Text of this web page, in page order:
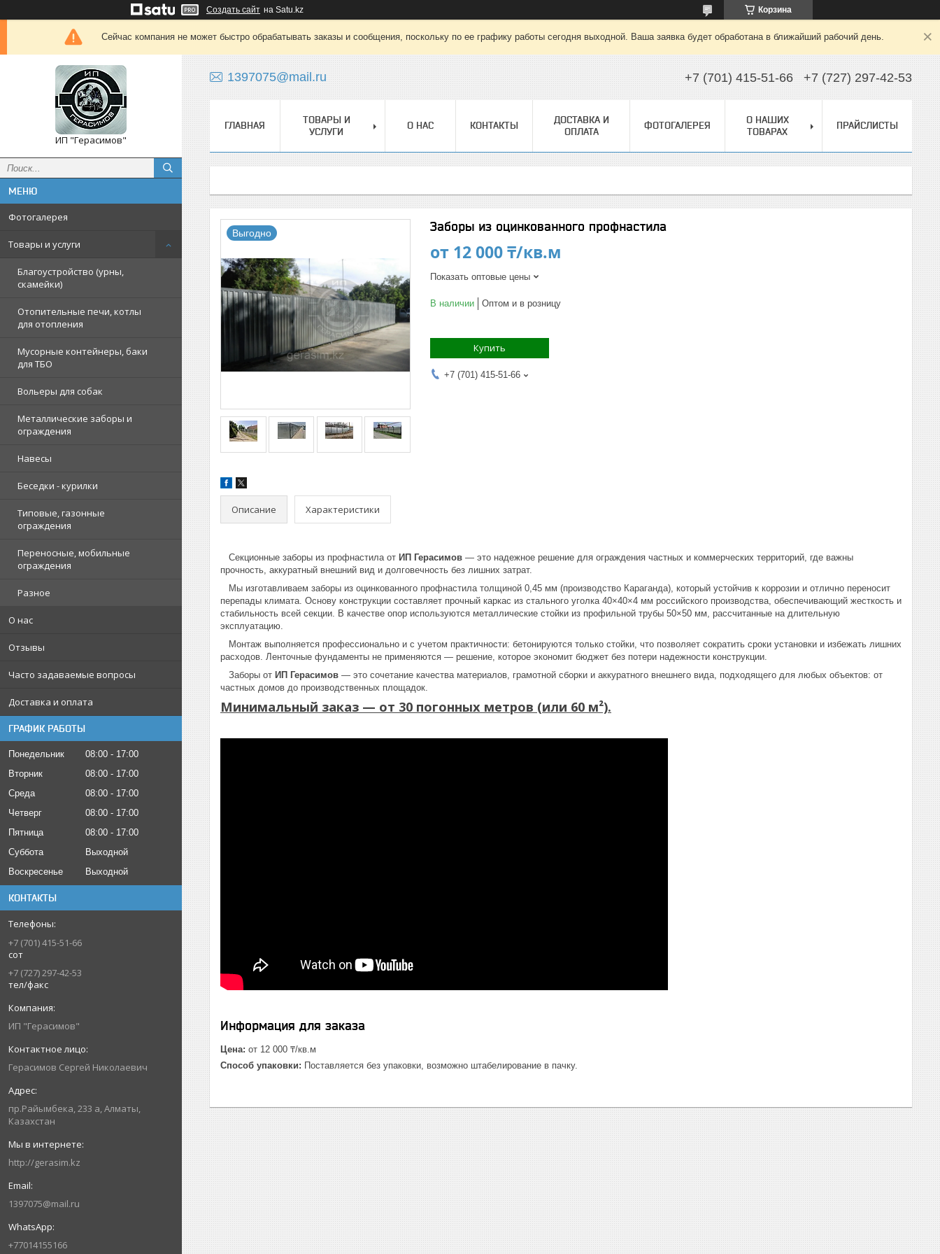
Создать сайт на Satu.kz Корзина
Сейчас компания не может быстро обрабатывать заказы и сообщения, поскольку по ее графику работы сегодня выходной. Ваша заявка будет обработана в ближайший рабочий день.
ИП "Герасимов"
Фотогалерея
Товары и услуги
Благоустройство (урны,
скамейки)
Отопительные печи, котлы
для отопления
Мусорные контейнеры, баки
для ТБО
Вольеры для собак
Металлические заборы и
ограждения
Навесы
Беседки - курилки
Типовые, газонные
ограждения
Переносные, мобильные
ограждения
Разное
О нас
Отзывы
Часто задаваемые вопросы
Доставка и оплата
ГРАФИК РАБОТЫ
Понедельник 08:00
17:00
Вторник
08:00
17:00
Среда
08:00
17:00
Четверг
08:00
17:00
Пятница
08:00
17:00
Суббота
Выходной
Воскресенье
Выходной
КОНТАКТЫ
+7 (701) 415-51-66
сот
+7 (727) 297-42-53
тел/факс
ИП "Герасимов"
Герасимов Сергей Николаевич
пр.Райымбека, 233 а, Алматы,
Казахстан
http://gerasim.kz
1397075@mail.ru
+77014155166
1397075@mail.ru +7 (701) 415-51-66 +7 (727) 297-42-53
ГЛАВНАЯ
ТОВАРЫ И
УСЛУГИ
О НАС КОНТАКТЫ
ДОСТАВКА И
ОПЛАТА
ФОТОГАЛЕРЕЯ
О НАШИХ
ТОВАРАХ
ПРАЙСЛИСТЫ
Выгодно Заборы из оцинкованного профнастила
от 12 000 ₸/кв.м
Показать оптовые цены
В наличии Оптом и в розницу
Купить
+7 (701) 415-51-66
Описание Характеристики
Секционные заборы из профнастила от ИП Герасимов — это надежное решение для ограждения частных и коммерческих территорий, где важны
прочность, аккуратный внешний вид и долговечность без лишних затрат.
Мы изготавливаем заборы из оцинкованного профнастила толщиной 0,45 мм (производство Караганда), который устойчив к коррозии и отлично переносит
перепады климата. Основу конструкции составляет прочный каркас из стального уголка 40×40×4 мм российского производства, обеспечивающий жесткость и
стабильность всей секции. В качестве опор используются металлические стойки из профильной трубы 50×50 мм, рассчитанные на длительную
эксплуатацию.
Монтаж выполняется профессионально и с учетом практичности: бетонируются только стойки, что позволяет сократить сроки установки и избежать лишних
расходов. Ленточные фундаменты не применяются — решение, которое экономит бюджет без потери надежности конструкции.
Заборы от ИП Герасимов — это сочетание качества материалов, грамотной сборки и аккуратного внешнего вида, подходящего для любых объектов: от
частных домов до производственных площадок.
Минимальный заказ — от 30 погонных метров (или 60 м²).
Информация для заказа
Цена: от 12 000 ₸/кв.м
Способ упаковки: Поставляется без упаковки, возможно штабелирование в пачку.